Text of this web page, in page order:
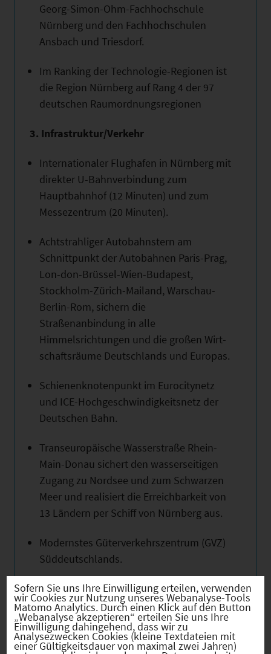
Georg-Simon-Ohm-Fachhochschule
Nürnberg und den Fachhochschulen
Ansbach und Triesdorf.
Im Ranking der Technologie-Regionen ist
die Region Nürnberg auf Rang 4 der 97
deutschen Raumordnungsregionen
3. Infrastruktur/Verkehr
Internationaler Flughafen in Nürnberg mit
direkter U-Bahnverbindung zum
Hauptbahnhof (12 Minuten) und zum
Messezentrum (20 Minuten).
Achtstrahliger Autobahnstern am
Schnittpunkt der Autobahnen Paris-Prag,
Lon-don-Brüssel-Wien-Budapest,
Stockholm-Zürich-Mailand, Warschau-
Berlin-Rom, sichern die
Straßenanbindung in alle
Himmelsrichtungen und die großen Wirt-
schaftsräume Deutschlands und Europas.
Schienenknotenpunkt im Eurocitynetz
und ICE-Hochgeschwindigkeitsnetz der
Deutschen Bahn.
Transeuropäische Wasserstraße Rhein-
Main-Donau sichert den wasserseitigen
Zugang zu Nordsee und zum Schwarzen
Meer und realisiert die Erreichbarkeit von
13 Ländern per Schiff von Nürnberg aus.
Modernstes Güterverkehrszentrum (GVZ)
Süddeutschlands.
Einer der größten Verkehrsverbünde
Deutschlands (VGN) mit 11.300 km2 und
600.000 Fahrgästen täglich.
4. Wirtschaftsstruktur und -dynamik
Sofern Sie uns Ihre Einwilligung erteilen, verwenden
wir Cookies zur Nutzung unseres Webanalyse-Tools
Matomo Analytics. Durch einen Klick auf den Button
„Webanalyse akzeptieren“ erteilen Sie uns Ihre
Einwilligung dahingehend, dass wir zu
Analysezwecken Cookies (kleine Textdateien mit
einer Gültigkeitsdauer von maximal zwei Jahren)